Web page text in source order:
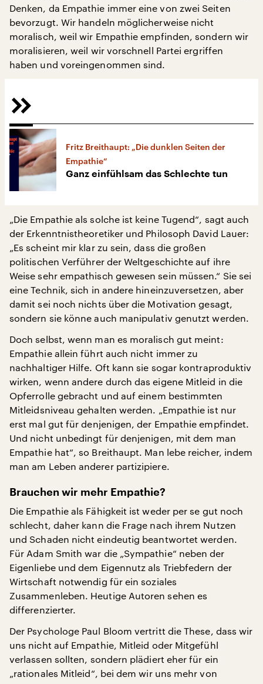
Denken, da Empathie immer eine von zwei Seiten
bevorzugt. Wir handeln möglicherweise nicht
moralisch, weil wir Empathie empfinden, sondern wir
moralisieren, weil wir vorschnell Partei ergriffen
haben und voreingenommen sind.
Fritz Breithaupt: „Die dunklen Seiten der
Empathie“
Ganz einfühlsam das Schlechte tun
„Die Empathie als solche ist keine Tugend“, sagt auch
der Erkenntnistheoretiker und Philosoph David Lauer:
„Es scheint mir klar zu sein, dass die großen
politischen Verführer der Weltgeschichte auf ihre
Weise sehr empathisch gewesen sein müssen.“ Sie sei
eine Technik, sich in andere hineinzuversetzen, aber
damit sei noch nichts über die Motivation gesagt,
sondern sie könne auch manipulativ genutzt werden.
Doch selbst, wenn man es moralisch gut meint:
Empathie allein führt auch nicht immer zu
nachhaltiger Hilfe. Oft kann sie sogar kontraproduktiv
wirken, wenn andere durch das eigene Mitleid in die
Opferrolle gebracht und auf einem bestimmten
Mitleidsniveau gehalten werden. „Empathie ist nur
erst mal gut für denjenigen, der Empathie empfindet.
Und nicht unbedingt für denjenigen, mit dem man
Empathie hat“, so Breithaupt. Man lebe reicher, indem
man am Leben anderer partizipiere.
Brauchen wir mehr Empathie?
Die Empathie als Fähigkeit ist weder per se gut noch
schlecht, daher kann die Frage nach ihrem Nutzen
und Schaden nicht eindeutig beantwortet werden.
Für Adam Smith war die „Sympathie“ neben der
Eigenliebe und dem Eigennutz als Triebfedern der
Wirtschaft notwendig für ein soziales
Zusammenleben. Heutige Autoren sehen es
differenzierter.
Der Psychologe Paul Bloom vertritt die These, dass wir
uns nicht auf Empathie, Mitleid oder Mitgefühl
verlassen sollten, sondern plädiert eher für ein
„rationales Mitleid“, bei dem wir uns mehr von